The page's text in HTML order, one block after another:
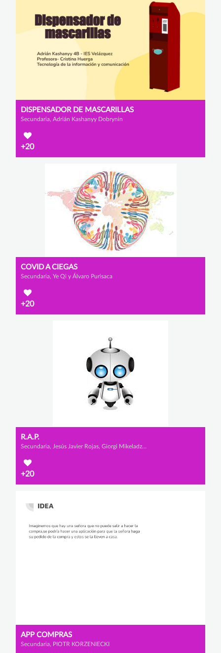
DISPENSADOR DE MASCARILLAS
Secundaria, Adrián Kashanyy Dobrynin
+20
COVID A CIEGAS
Secundaria, Ye Qi y Álvaro Purisaca
+20
R.A.P.
Secundaria, Jesús Javier Rojas, Giorgi Mikeladze y Alejandro Rivas
+20
APP COMPRAS
Secundaria, PIOTR KORZENIECKI